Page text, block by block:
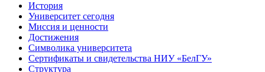
История
Университет сегодня
Миссия и ценности
Достижения
Символика университета
Сертификаты и свидетельства НИУ «БелГУ»
Структура